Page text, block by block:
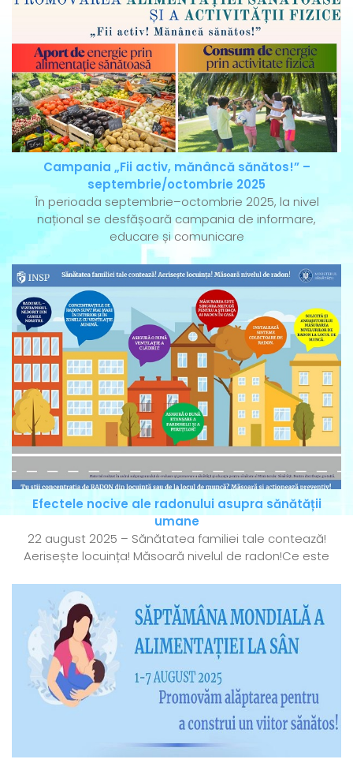
Campania „Fii activ, mănâncă sănătos!” –
septembrie/octombrie 2025
În perioada septembrie–octombrie 2025, la nivel
național se desfășoară campania de informare,
educare și comunicare
Efectele nocive ale radonului asupra sănătății
umane
22 august 2025 – Sănătatea familiei tale contează!
Aerisește locuința! Măsoară nivelul de radon!Ce este